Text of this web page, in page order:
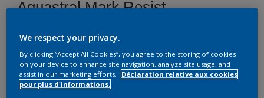
Aquastral Mark Resist
Z9.07.75
Changer de couleur
Format
We respect your privacy.
By clicking “Accept All Cookies”, you agree to the storing of cookies
on your device to enhance site navigation, analyze site usage, and
assist in our marketing efforts.
Déclaration relative aux cookies
pour plus d'informations.